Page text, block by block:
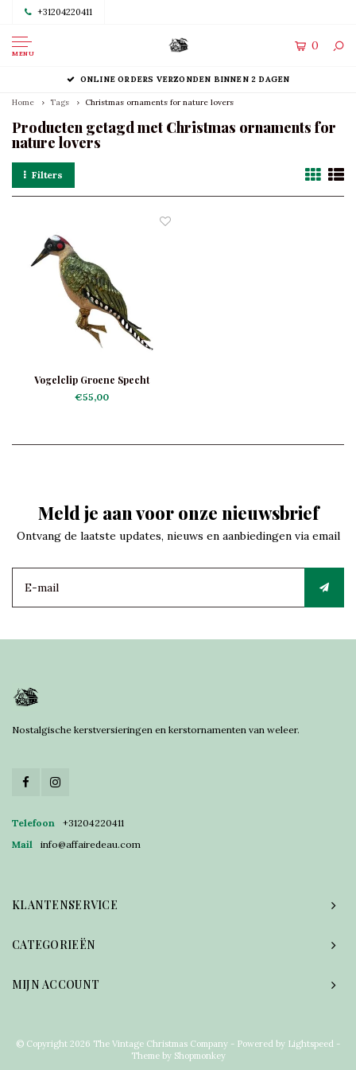
+31204220411
MENU
0
ONLINE ORDERS VERZONDEN BINNEN 2 DAGEN
Home Tags Christmas ornaments for nature lovers
Producten getagd met Christmas ornaments for
nature lovers
Filters
Vogelclip Groene Specht
€55,00
Meld je aan voor onze nieuwsbrief
Ontvang de laatste updates, nieuws en aanbiedingen via email
Nostalgische kerstversieringen en kerstornamenten van weleer.
Telefoon
+31204220411
Mail
info@affairedeau.com
KLANTENSERVICE
CATEGORIEËN
MIJN ACCOUNT
© Copyright 2026 The Vintage Christmas Company - Powered by Lightspeed -
Theme by Shopmonkey